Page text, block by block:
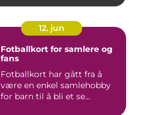
12. jun
Fotballkort for samlere og
fans
Fotballkort har gått fra å
være en enkel samlehobby
for barn til å bli et se...